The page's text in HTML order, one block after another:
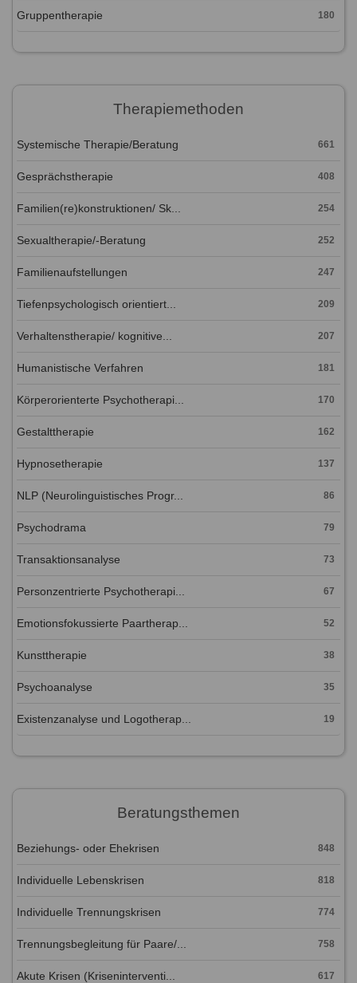
Gruppentherapie 180
Therapiemethoden
Systemische Therapie/Beratung 661
Gesprächstherapie 408
Familien(re)konstruktionen/ Sk... 254
Sexualtherapie/-Beratung 252
Familienaufstellungen 247
Tiefenpsychologisch orientiert... 209
Verhaltenstherapie/ kognitive... 207
Humanistische Verfahren 181
Körperorienterte Psychotherapi... 170
Gestalttherapie 162
Hypnosetherapie 137
NLP (Neurolinguistisches Progr... 86
Psychodrama 79
Transaktionsanalyse 73
Personzentrierte Psychotherapi... 67
Emotionsfokussierte Paartherap... 52
Kunsttherapie 38
Psychoanalyse 35
Existenzanalyse und Logotherap... 19
Beratungsthemen
Beziehungs- oder Ehekrisen 848
Individuelle Lebenskrisen 818
Individuelle Trennungskrisen 774
Trennungsbegleitung für Paare/... 758
Akute Krisen (Kriseninterventi... 617